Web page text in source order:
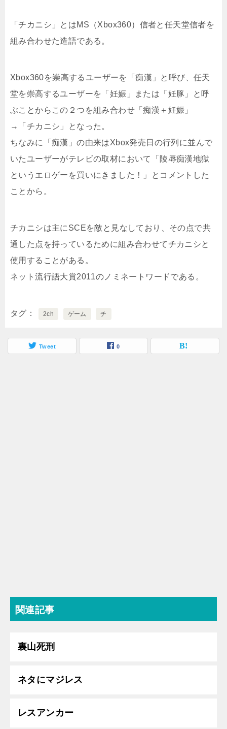
「チカニシ」とはMS（Xbox360）信者と任天堂信者を
組み合わせた造語である。
Xbox360を崇高するユーザーを「痴漢」と呼び、任天
堂を崇高するユーザーを「妊娠」または「妊豚」と呼
ぶことからこの２つを組み合わせ「痴漢＋妊娠」
→「チカニシ」となった。
ちなみに「痴漢」の由来はXbox発売日の行列に並んで
いたユーザーがテレビの取材において「陵辱痴漢地獄
というエロゲーを買いにきました！」とコメントした
ことから。
チカニシは主にSCEを敵と見なしており、その点で共
通した点を持っているために組み合わせてチカニシと
使用することがある。
ネット流行語大賞2011のノミネートワードである。
タグ 2ch ゲーム チ
Tweet 0
関連記事
裏山死刑
ネタにマジレス
レスアンカー